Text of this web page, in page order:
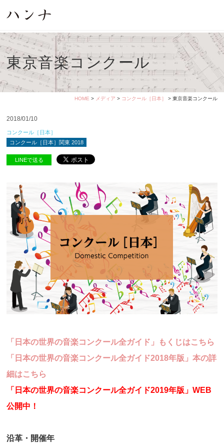
東京音楽コンクール
HOME > メディア > コンクール［日本］ > 東京音楽コンクール
2018/01/10
コンクール［日本］
コンクール［日本］関東 2018
LINEで送る
「日本の世界の音楽コンクール全ガイド」もくじはこちら
「日本の世界の音楽コンクール全ガイド2018年版」本の詳
細はこちら
「日本の世界の音楽コンクール全ガイド2019年版」WEB
公開中！
沿革・開催年